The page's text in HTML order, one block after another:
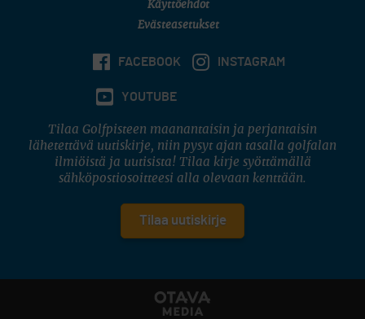
Käyttöehdot
Evästeasetukset
FACEBOOK INSTAGRAM
YOUTUBE
Tilaa Golfpisteen maanantaisin ja perjantaisin
lähetettävä uutiskirje, niin pysyt ajan tasalla golfalan
ilmiöistä ja uutisista! Tilaa kirje syöttämällä
sähköpostiosoitteesi alla olevaan kenttään.
Tilaa uutiskirje